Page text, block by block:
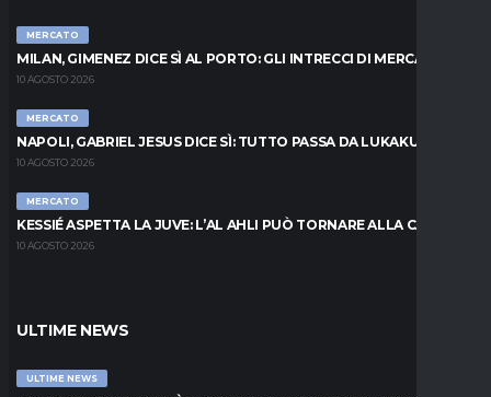
MERCATO
MILAN, GIMENEZ DICE SÌ AL PORTO: GLI INTRECCI DI MERCATO
10 AGOSTO 2026
MERCATO
NAPOLI, GABRIEL JESUS DICE SÌ: TUTTO PASSA DA LUKAKU
10 AGOSTO 2026
MERCATO
KESSIÉ ASPETTA LA JUVE: L’AL AHLI PUÒ TORNARE ALLA CARICA
10 AGOSTO 2026
ULTIME NEWS
ULTIME NEWS